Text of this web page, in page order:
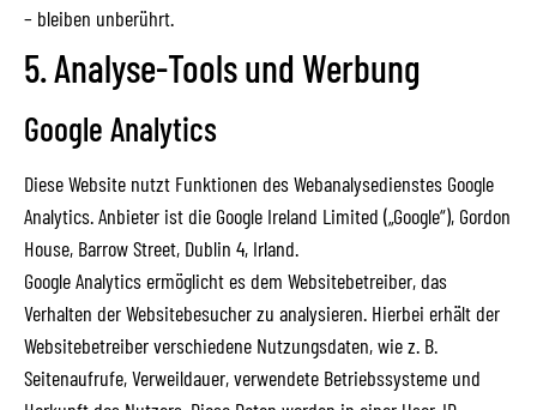
– bleiben unberührt.
5. Analyse-Tools und Werbung
Google Analytics
Diese Website nutzt Funktionen des Webanalysedienstes Google
Analytics. Anbieter ist die Google Ireland Limited („Google“), Gordon
House, Barrow Street, Dublin 4, Irland.
Google Analytics ermöglicht es dem Websitebetreiber, das
Verhalten der Websitebesucher zu analysieren. Hierbei erhält der
Websitebetreiber verschiedene Nutzungsdaten, wie z. B.
Seitenaufrufe, Verweildauer, verwendete Betriebssysteme und